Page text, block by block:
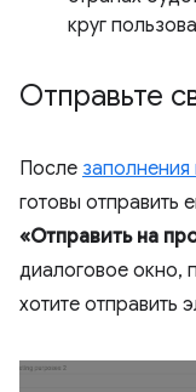
круг
Отправьте
После
готовы отправить
«Отправить на
диалоговое окно,
хотите отправить